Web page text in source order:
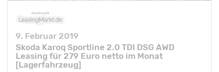
9. Februar 2019
Skoda Karoq Sportline 2.0 TDI DSG AWD
Leasing für 279 Euro netto im Monat
[Lagerfahrzeug]